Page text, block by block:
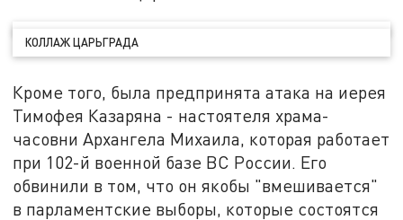
КОЛЛАЖ ЦАРЬГРАДА
Кроме того, была предпринята атака на иерея
Тимофея Казаряна - настоятеля храма-
часовни Архангела Михаила, которая работает
при 102-й военной базе ВС России. Его
обвинили в том, что он якобы "вмешивается"
в парламентские выборы, которые состоятся